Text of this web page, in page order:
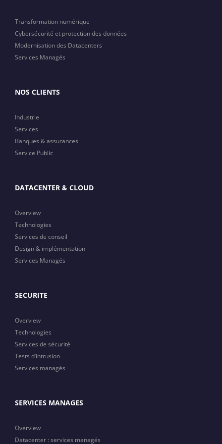
Transformation numérique
Cybersécurité et protection des données
Modernisation des Datacenters
Services Managés
NOS CLIENTS
Industrie
Services
Banques & assurances
Service Public
DATACENTER & CLOUD
Overview
Technologies
Services de conseil
Design & implémentation
Services Managés
SECURITE
Overview
Technologies
Services de sécurité
Tests d’intrusion
Services managés
SERVICES MANAGES
Overview
Datacenter : services managés